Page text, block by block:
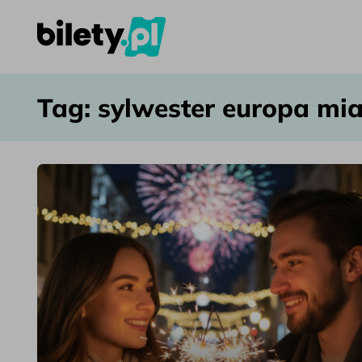
Przejdź do treści
sylwester europa miasta – bilety.pl
Tag: sylwester europa